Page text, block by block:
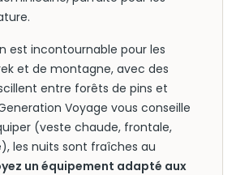
est incontournable pour les
et de montagne, avec des
entre forêts de pins et
Voyage vous conseille
(veste chaude, frontale,
les nuits sont fraîches au
un équipement adapté aux